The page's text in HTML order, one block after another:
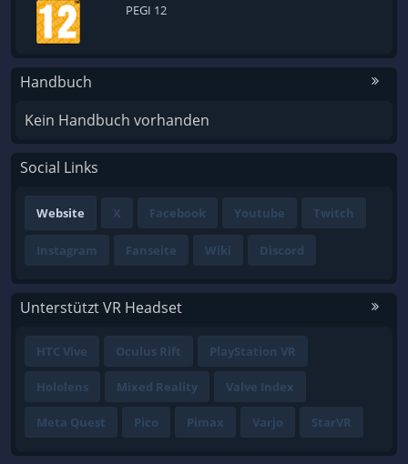
PEGI 12
Handbuch
Kein Handbuch vorhanden
Social Links
Website X Facebook Youtube Twitch
Instagram Fanseite Wiki Discord
Unterstützt VR Headset
HTC Vive Oculus Rift PlayStation VR
Hololens Mixed Reality Valve Index
Meta Quest Pico Pimax Varjo StarVR